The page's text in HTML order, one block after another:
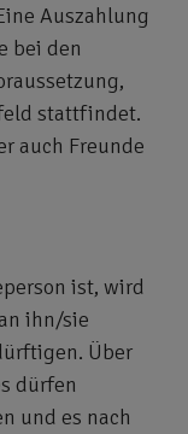
Auszahlung
bei den
stattfindet.
auch Freunde
ist, wird
ihn/sie
Über
dürfen
und es nach